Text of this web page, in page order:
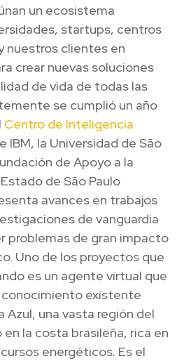
un ecosistema
startups, centros
nuestros clientes en
crear nuevas soluciones
de vida de todas las
se cumplió un año
Centro de Inteligencia
IBM, la Universidad de São
de Apoyo a la
de São Paulo
avances en trabajos
de vanguardia
problemas de gran impacto
Uno de los proyectos que
es un agente virtual que
existente
Azul, una vasta región del
la costa brasileña, rica en
energéticos. Es el